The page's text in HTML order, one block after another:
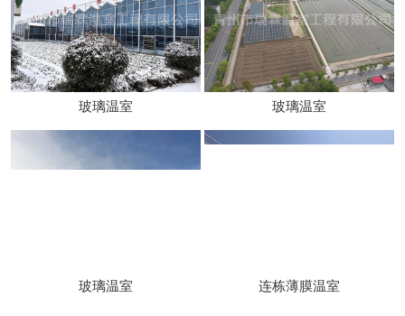
玻璃温室 玻璃温室
玻璃温室 连栋薄膜温室